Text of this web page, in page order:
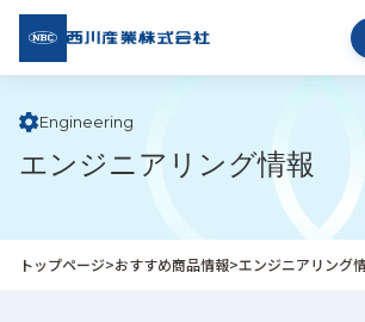
西川
産業
企
報
Engineering
エンジニアリング情報
トップページ>おすすめ商品情報>エンジニアリング